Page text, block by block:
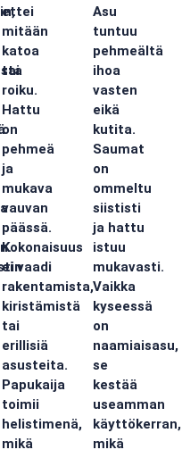
ettei
mitään
katoa
tai
roiku.
Hattu
on
pehmeä
ja
mukava
vauvan
päässä.
Kokonaisuus
ei vaadi
rakentamista,
kiristämistä
tai
erillisiä
asusteita.
Papukaija
toimii
helistimenä,
mikä
Asu
tuntuu
pehmeältä
ihoa
vasten
eikä
kutita.
Saumat
on
ommeltu
siististi
ja hattu
istuu
mukavasti.
Vaikka
kyseessä
on
naamiaisasu,
se
kestää
useamman
käyttökerran,
mikä